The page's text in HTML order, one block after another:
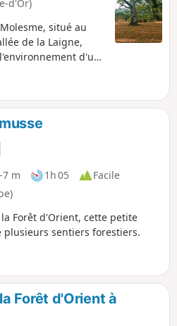
d'Or)
situé au
de la Laigne,
d'un
par la vie
au fil des
la Guerre de 100
de la Révolution
en période
randonnée
et visiter les
qui fut une
-7 m 1h 05
Facile
Forêt d'Orient, cette petite
sentiers forestiers.
Forêt d'Orient à